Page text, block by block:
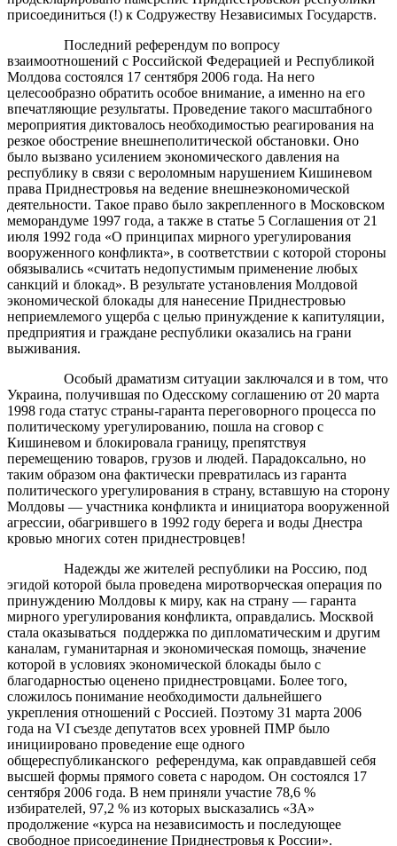
присоединиться (!) к Содружеству Независимых Государств.
Последний референдум по вопросу
взаимоотношений с Российской Федерацией и Республикой
Молдова состоялся 17 сентября 2006 года. На него
целесообразно обратить особое внимание, а именно на его
впечатляющие результаты. Проведение такого масштабного
мероприятия диктовалось необходимостью реагирования на
резкое обострение внешнеполитической обстановки. Оно
было вызвано усилением экономического давления на
республику в связи с вероломным нарушением Кишиневом
права Приднестровья на ведение внешнеэкономической
деятельности. Такое право было закрепленного в Московском
меморандуме 1997 года, а также в статье 5 Соглашения от 21
июля 1992 года «О принципах мирного урегулирования
вооруженного конфликта», в соответствии с которой стороны
обязывались «считать недопустимым применение любых
санкций и блокад». В результате установления Молдовой
экономической блокады для нанесение Приднестровью
неприемлемого ущерба с целью принуждение к капитуляции,
предприятия и граждане республики оказались на грани
выживания.
Особый драматизм ситуации заключался и в том, что
Украина, получившая по Одесскому соглашению от 20 марта
1998 года статус страны-гаранта переговорного процесса по
политическому урегулированию, пошла на сговор с
Кишиневом и блокировала границу, препятствуя
перемещению товаров, грузов и людей. Парадоксально, но
таким образом она фактически превратилась из гаранта
политического урегулирования в страну, вставшую на сторону
Молдовы — участника конфликта и инициатора вооруженной
агрессии, обагрившего в 1992 году берега и воды Днестра
кровью многих сотен приднестровцев!
Надежды же жителей республики на Россию, под
эгидой которой была проведена миротворческая операция по
принуждению Молдовы к миру, как на страну — гаранта
мирного урегулирования конфликта, оправдались. Москвой
стала оказываться поддержка по дипломатическим и другим
каналам, гуманитарная и экономическая помощь, значение
которой в условиях экономической блокады было с
благодарностью оценено приднестровцами. Более того,
сложилось понимание необходимости дальнейшего
укрепления отношений с Россией. Поэтому 31 марта 2006
года на VI съезде депутатов всех уровней ПМР было
инициировано проведение еще одного
общереспубликанского референдума, как оправдавшей себя
высшей формы прямого совета с народом. Он состоялся 17
сентября 2006 года. В нем приняли участие 78,6 %
избирателей, 97,2 % из которых высказались «ЗА»
продолжение «курса на независимость и последующее
свободное присоединение Приднестровья к России».